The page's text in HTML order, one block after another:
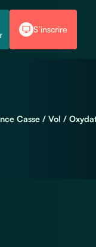
S’inscrire
/ Vol / Oxydation